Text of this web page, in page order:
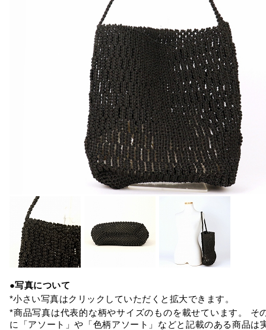
●写真について
*小さい写真はクリックしていただくと拡大できます。
*商品写真は代表的な柄やサイズのものを載せています。 そ
に「アソート」や「色柄アソート」などと記載のある商品は